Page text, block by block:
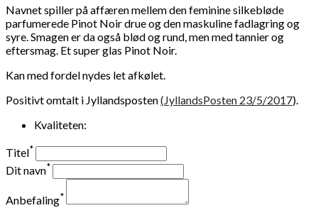
Navnet spiller på affæren mellem den feminine silkebløde
parfumerede Pinot Noir drue og den maskuline fadlagring og
syre. Smagen er da også blød og rund, men med tannier og
eftersmag. Et super glas Pinot Noir.
Kan med fordel nydes let afkølet.
Positivt omtalt i Jyllandsposten(JyllandsPosten 23/5/2017).
Kvaliteten:
Titel*
Dit navn*
Anbefaling*